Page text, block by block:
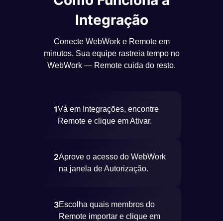
Integração
Conecte WebWork e Remote em
minutos. Sua equipe rastreia tempo no
WebWork — Remote cuida do resto.
1Vá em Integrações, encontre
Remote e clique em Ativar.
2Aprove o acesso do WebWork
na janela de Autorização.
3Escolha quais membros do
Remote importar e clique em